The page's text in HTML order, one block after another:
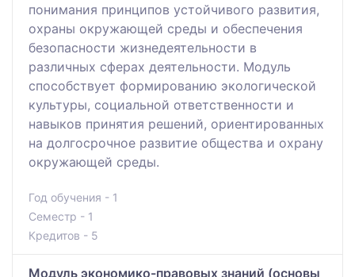
понимания принципов устойчивого развития,
охраны окружающей среды и обеспечения
безопасности жизнедеятельности в
различных сферах деятельности. Модуль
способствует формированию экологической
культуры, социальной ответственности и
навыков принятия решений, ориентированных
на долгосрочное развитие общества и охрану
окружающей среды.
Год обучения - 1
Семестр - 1
Кредитов - 5
Модуль экономико-правовых знаний (основы